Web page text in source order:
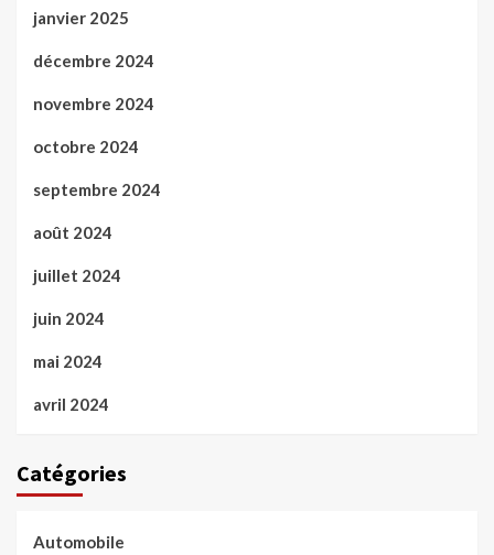
janvier 2025
décembre 2024
novembre 2024
octobre 2024
septembre 2024
août 2024
juillet 2024
juin 2024
mai 2024
avril 2024
Catégories
Automobile